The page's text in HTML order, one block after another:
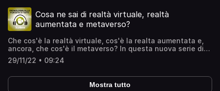
più sereni.www.starbene.it
Cosa ne sai di realtà virtuale, realtà
aumentata e metaverso?
Che cos'è la realtà virtuale, cos'è la realta aumentata e,
ancora, che cos'è il metaverso? In questa nuova serie di
podcast, esploreremo insieme questo nuovo mondo
sempre più vicino a noi.www.starbene.it
29/11/22 • 09:24
Mostra tutto